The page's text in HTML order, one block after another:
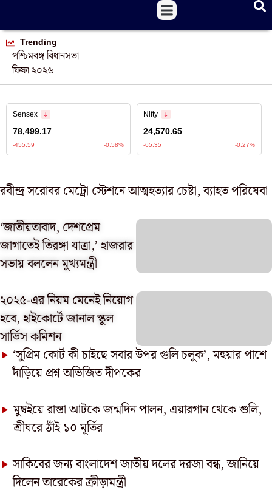
Trending
পশ্চিমবঙ্গ বিধানসভা
ফিফা ২০২৬
রবীন্দ্র সরোবর মেট্রো স্টেশনে আত্মহত্যার চেষ্টা, ব্যাহত পরিষেবা
‘জাতীয়তাবাদ, দেশপ্রেম
জাগাতেই তিরঙ্গা যাত্রা,’ হাজরার
সভায় বললেন মুখ্যমন্ত্রী
২০২৫-এর নিয়ম মেনেই নিয়োগ
হবে, হাইকোর্টে জানাল স্কুল
সার্ভিস কমিশন
‘সুপ্রিম কোর্ট কী চাইছে সবার উপর গুলি চলুক’, মহুয়ার পাশে
দাঁড়িয়ে প্রশ্ন অভিজিত দীপকের
মুম্বইয়ে রাস্তা আটকে জন্মদিন পালন, এয়ারগান থেকে গুলি,
শ্রীঘরে ঠাঁই ১০ মূর্তির
সাকিবের জন্য বাংলাদেশ জাতীয় দলের দরজা বন্ধ, জানিয়ে
দিলেন তারেকের ক্রীড়ামন্ত্রী